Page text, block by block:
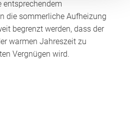
entsprechendem
die sommerliche Aufheizung
begrenzt werden, dass der
warmen Jahreszeit zu
Vergnügen wird.